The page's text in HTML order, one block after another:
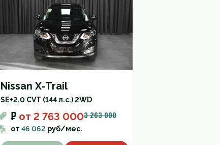
Nissan X-Trail
SE+2.0 CVT (144 л.с.) 2WD
₽ от 2 763 0003 263 000
от 46 062 руб/мес.